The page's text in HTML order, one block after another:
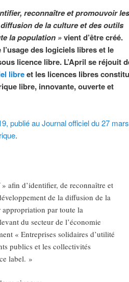
reconnaître et promouvoir les
de la culture et des outils
la population »vient d’être créé.
des logiciels libres et le
licence libre. L’April se réjouit
libreet les licences libres
libre, innovante, ouverte et
publié au Journal officiel du 27 mars
.
afin d’identifier, de reconnaître et
de la diffusion de la
par toute la
du secteur de l’économie
« Entreprises solidaires d’utilité
publics et les collectivités
label. »